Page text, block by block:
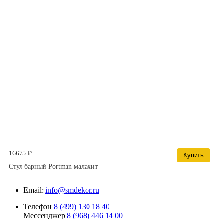
16675 ₽
Купить
Стул барный Portman малахит
Email: info@smdekor.ru
Телефон 8 (499) 130 18 40
Мессенджер 8 (968) 446 14 00